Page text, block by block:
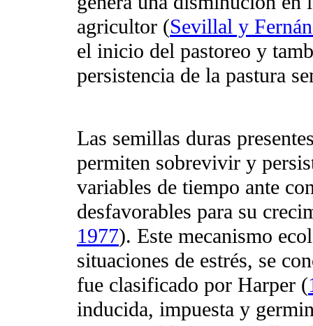
agricultor (Sevillal y
el inicio del pastoreo y
persistencia de la pastura
Las semillas duras
permiten sobrevivir y
variables de tiempo ante
desfavorables para su
1977). Este mecanismo
situaciones de estrés, se
fue clasificado por Harper (
inducida, impuesta y